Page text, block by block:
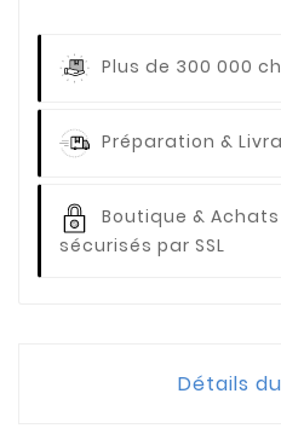
Plus de 300 000
Préparation &
Boutique & Achats
sécurisés par SSL
Détails